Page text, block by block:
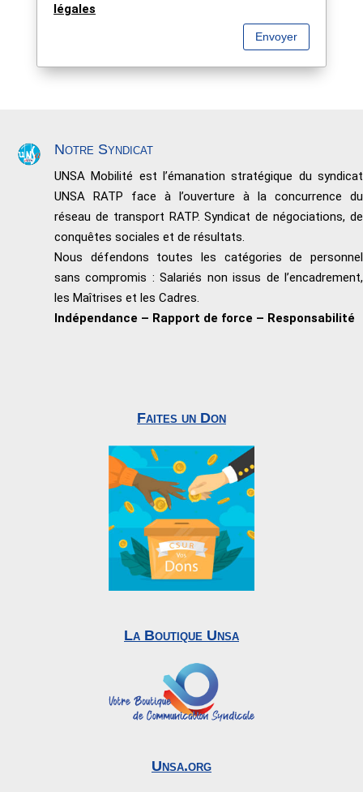
légales
Envoyer
Notre Syndicat
UNSA Mobilité est l’émanation stratégique du syndicat
UNSA RATP face à l’ouverture à la concurrence du
réseau de transport RATP. Syndicat de négociations, de
conquêtes sociales et de résultats.
Nous défendons toutes les catégories de personnel
sans compromis : Salariés non issus de l’encadrement,
les Maîtrises et les Cadres.
Indépendance – Rapport de force – Responsabilité
Faites un Don
La Boutique Unsa
Unsa.org